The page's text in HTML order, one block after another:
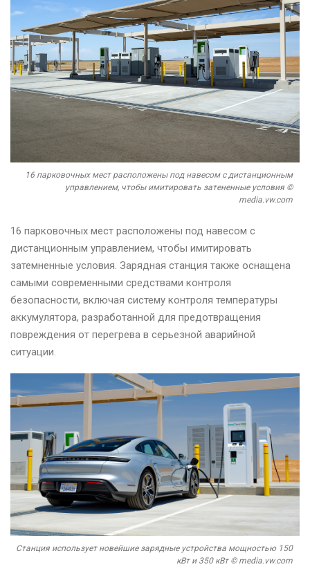
16 парковочных мест расположены под навесом с дистанционным
управлением, чтобы имитировать затененные условия ©
media.vw.com
16 парковочных мест расположены под навесом с
дистанционным управлением, чтобы имитировать
затемненные условия. Зарядная станция также оснащена
самыми современными средствами контроля
безопасности, включая систему контроля температуры
аккумулятора, разработанной для предотвращения
повреждения от перегрева в серьезной аварийной
ситуации.
Станция использует новейшие зарядные устройства мощностью 150
кВт и 350 кВт © media.vw.com